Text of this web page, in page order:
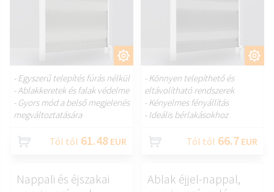
- Egyszerű telepítés fúrás nélkül
- Ablakkeretek és falak védelme
- Gyors mód a belső megjelenés
megváltoztatására
Tól től 61.48 EUR
- Könnyen telepíthető és
eltávolítható rendszerek
- Kényelmes fényállítás
- Ideális bérlakásokhoz
Tól től 66.7 EUR
Nappali és éjszakai
Ablak éjjel-nappal,